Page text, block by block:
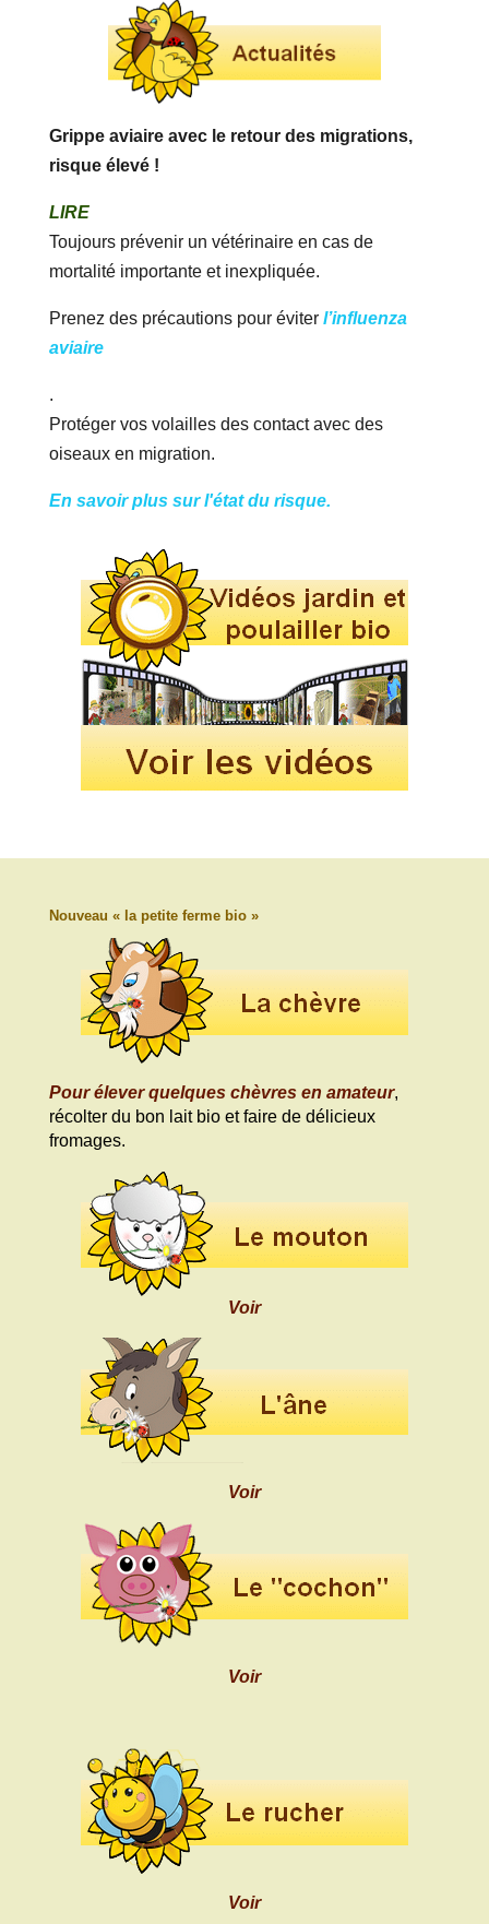
Grippe aviaire avec le retour des migrations,
risque élevé !
LIRE
Toujours prévenir un vétérinaire en cas de
mortalité importante et inexpliquée.
Prenez des précautions pour éviter l’influenza
aviaire
.
Protéger vos volailles des contact avec des
oiseaux en migration.
En savoir plus sur l'état du risque.
Nouveau « la petite ferme bio »
Pour élever quelques chèvres en amateur,
récolter du bon lait bio et faire de délicieux
fromages.
Voir
Voir
Voir
Voir